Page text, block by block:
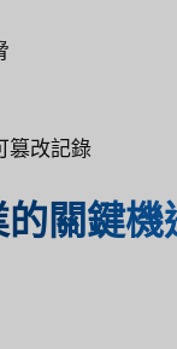
篡改記錄
關鍵機